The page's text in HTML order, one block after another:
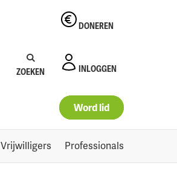
Zoeken:Zoeken
ZOEKEN
DONEREN
INLOGGEN
Word lid
Vrijwilligers Professionals